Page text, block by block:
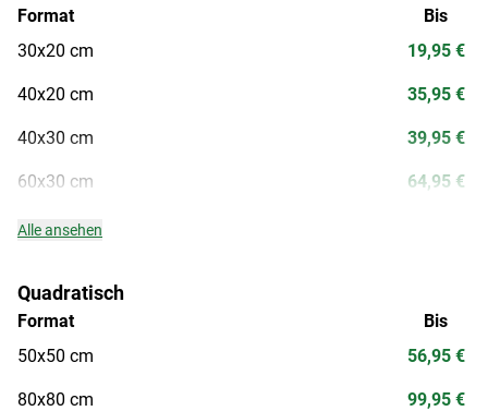
Format
30x20 cm
40x20 cm
40x30 cm
60x30 cm
Bis
19,95 €
35,95 €
39,95 €
64,95 €
Alle ansehen
Quadratisch
Format
50x50 cm
80x80 cm
Bis
56,95 €
99,95 €